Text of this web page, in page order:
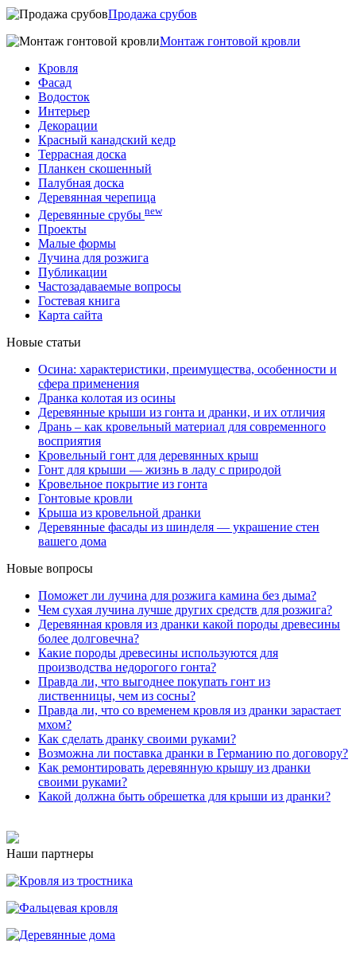
Продажа срубов
Монтаж гонтовой кровли
Кровля
Фасад
Водосток
Интерьер
Декорации
Красный канадский кедр
Террасная доска
Планкен скошенный
Палубная доска
Деревянная черепица
Деревянные срубы new
Проекты
Малые формы
Лучина для розжига
Публикации
Частозадаваемые вопросы
Гостевая книга
Карта сайта
Новые статьи
Осина: характеристики, преимущества, особенности и
сфера применения
Дранка колотая из осины
Деревянные крыши из гонта и дранки, и их отличия
Дрань – как кровельный материал для современного
восприятия
Кровельный гонт для деревянных крыш
Гонт для крыши — жизнь в ладу с природой
Кровельное покрытие из гонта
Гонтовые кровли
Крыша из кровельной дранки
Деревянные фасады из шинделя — украшение стен
вашего дома
Новые вопросы
Поможет ли лучина для розжига камина без дыма?
Чем сухая лучина лучше других средств для розжига?
Деревянная кровля из дранки какой породы древесины
более долговечна?
Какие породы древесины используются для
производства недорогого гонта?
Правда ли, что выгоднее покупать гонт из
лиственницы, чем из сосны?
Правда ли, что со временем кровля из дранки зарастает
мхом?
Как сделать дранку своими руками?
Возможна ли поставка дранки в Германию по договору?
Как ремонтировать деревянную крышу из дранки
своими руками?
Какой должна быть обрешетка для крыши из дранки?
Наши партнеры